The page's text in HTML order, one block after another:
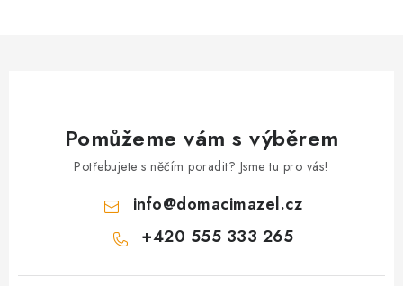
Pomůžeme vám s výběrem
Potřebujete s něčím poradit? Jsme tu pro vás!
info@domacimazel.cz
+420 555 333 265